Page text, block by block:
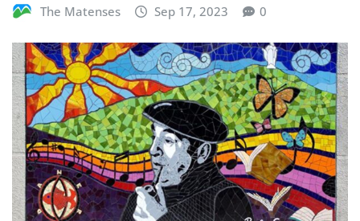
The Matenses Sep 17, 2023 0